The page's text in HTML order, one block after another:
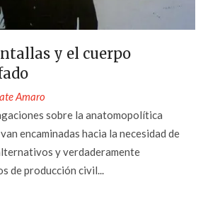
y el cuerpo
Amaro
sobre la anatomopolítica
encaminadas hacia la necesidad de
y verdaderamente
de producción civil...